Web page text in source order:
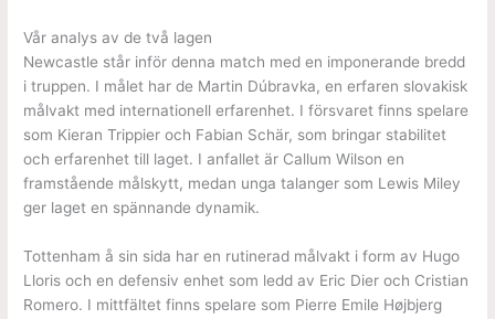
Vår analys av de två lagen
Newcastle står inför denna match med en imponerande bredd
i truppen. I målet har de Martin Dúbravka, en erfaren slovakisk
målvakt med internationell erfarenhet. I försvaret finns spelare
som Kieran Trippier och Fabian Schär, som bringar stabilitet
och erfarenhet till laget. I anfallet är Callum Wilson en
framstående målskytt, medan unga talanger som Lewis Miley
ger laget en spännande dynamik.
Tottenham å sin sida har en rutinerad målvakt i form av Hugo
Lloris och en defensiv enhet som ledd av Eric Dier och Cristian
Romero. I mittfältet finns spelare som Pierre Emile Højbjerg